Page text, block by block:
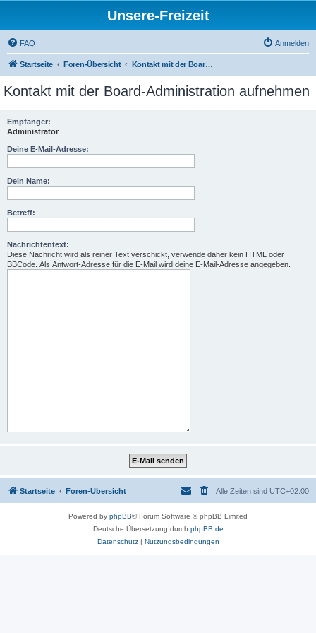
Unsere-Freizeit
FAQ Anmelden
Startseite Foren-Übersicht Kontakt mit der Board-Administration aufnehmen
Kontakt mit der Board-Administration aufnehmen
Empfänger:
Administrator
Deine E-Mail-Adresse:
Dein Name:
Betreff:
Nachrichtentext:
Diese Nachricht wird als reiner Text verschickt, verwende daher kein HTML oder
BBCode. Als Antwort-Adresse für die E-Mail wird deine E-Mail-Adresse angegeben.
Startseite Foren-Übersicht Alle Zeiten sind UTC+02:00
Powered by phpBB® Forum Software © phpBB Limited
Deutsche Übersetzung durch phpBB.de
Datenschutz| Nutzungsbedingungen